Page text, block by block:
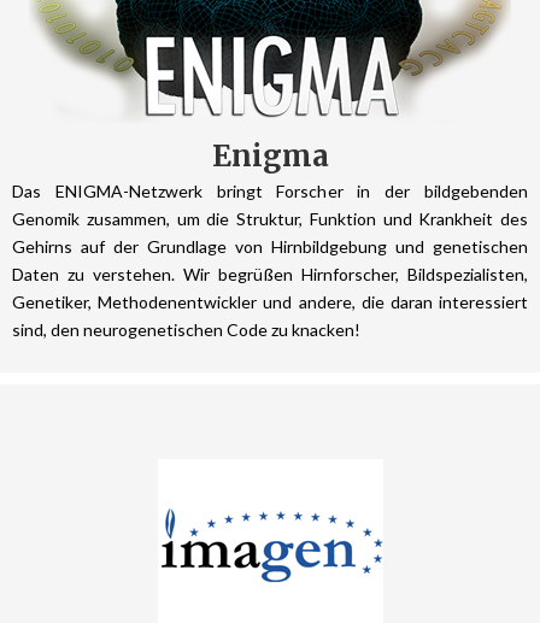
Enigma
Das ENIGMA-Netzwerk bringt Forscher in der bildgebenden
Genomik zusammen, um die Struktur, Funktion und Krankheit des
Gehirns auf der Grundlage von Hirnbildgebung und genetischen
Daten zu verstehen. Wir begrüßen Hirnforscher, Bildspezialisten,
Genetiker, Methodenentwickler und andere, die daran interessiert
sind, den neurogenetischen Code zu knacken!